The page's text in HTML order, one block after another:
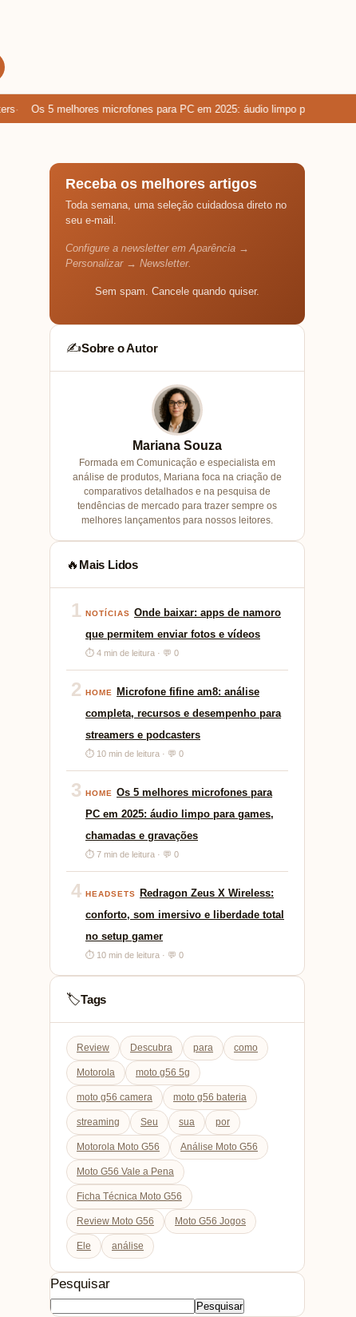
Os 5 melhores microfones para PC em 2025: áudio limpo para games,
Receba os melhores artigos
Toda semana, uma seleção cuidadosa direto no
seu e-mail.
Configure a newsletter em Aparência →
Personalizar → Newsletter.
Sem spam. Cancele quando quiser.
✍️Sobre o Autor
Mariana Souza
Formada em Comunicação e especialista em
análise de produtos, Mariana foca na criação de
comparativos detalhados e na pesquisa de
tendências de mercado para trazer sempre os
melhores lançamentos para nossos leitores.
🔥 Mais Lidos
1 NOTÍCIAS Onde baixar: apps de namoro
que permitem enviar fotos e vídeos
⏱ 4 min de leitura · 💬 0
2 HOME
Microfone fifine am8: análise
completa, recursos e desempenho para
streamers e podcasters
⏱ 10 min de leitura · 💬 0
3 HOME
Os 5 melhores microfones para
PC em 2025: áudio limpo para games,
chamadas e gravações
⏱ 7 min de leitura · 💬 0
4 HEADSETS
Redragon Zeus X Wireless:
conforto, som imersivo e liberdade total
no setup gamer
⏱ 10 min de leitura · 💬 0
🏷️Tags
Review Descubra para como
Motorola moto g56 5g
moto g56 camera moto g56 bateria
streaming Seu sua por
Motorola Moto G56 Análise Moto G56
Moto G56 Vale a Pena
Ficha Técnica Moto G56
Review Moto G56 Moto G56 Jogos
Ele análise
Pesquisar
Pesquisar